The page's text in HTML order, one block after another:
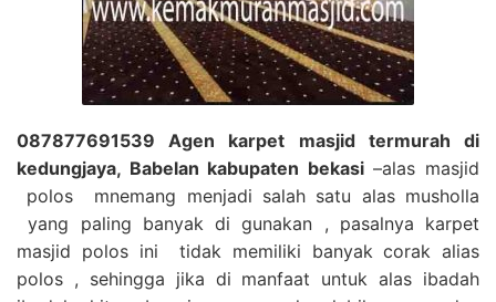
087877691539 Agen karpet masjid termurah di
kedungjaya, Babelan kabupaten bekasi–alas masjid
polos mnemang menjadi salah satu alas musholla
yang paling banyak di gunakan , pasalnya karpet
masjid polos ini tidak memiliki banyak corak alias
polos , sehingga jika di manfaat untuk alas ibadah